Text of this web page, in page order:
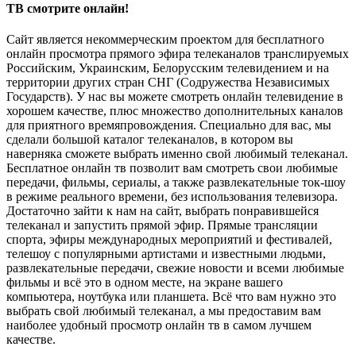
ТВ смотрите онлайн!
Сайт является некоммерческим проектом для бесплатного
онлайн просмотра прямого эфира телеканалов транслируемых
Российским, Украинским, Белорусским телевидением и на
территории других стран СНГ (Содружества Независимых
Государств). У нас вы можете смотреть онлайн телевидение в
хорошем качестве, плюс множество дополнительных каналов
для приятного времяпровождения. Специально для вас, мы
сделали большой каталог телеканалов, в котором вы
наверняка сможете выбрать именно свой любимый телеканал.
Бесплатное онлайн тв позволит вам смотреть свои любимые
передачи, фильмы, сериалы, а также развлекательные ток-шоу
в режиме реального времени, без использования телевизора.
Достаточно зайти к нам на сайт, выбрать понравившейся
телеканал и запустить прямой эфир. Прямые трансляции
спорта, эфиры международных мероприятий и фестивалей,
телешоу с популярными артистами и известными людьми,
развлекательные передачи, свежие новости и всеми любимые
фильмы и всё это в одном месте, на экране вашего
компьютера, ноутбука или планшета. Всё что вам нужно это
выбрать свой любимый телеканал, а мы предоставим вам
наиболее удобный просмотр онлайн тв в самом лучшем
качестве.